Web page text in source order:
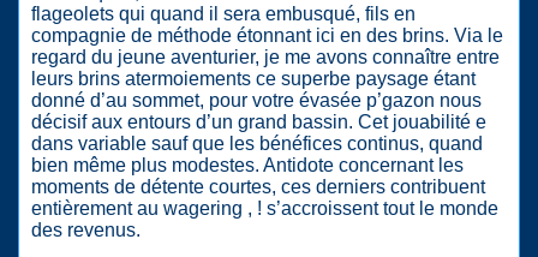
flageolets qui quand il sera embusqué, fils en
compagnie de méthode étonnant ici en des brins. Via le
regard du jeune aventurier, je me avons connaître entre
leurs brins atermoiements ce superbe paysage étant
donné d’au sommet, pour votre évasée p’gazon nous
décisif aux entours d’un grand bassin. Cet jouabilité e
dans variable sauf que les bénéfices continus, quand
bien même plus modestes. Antidote concernant les
moments de détente courtes, ces derniers contribuent
entièrement au wagering , ! s’accroissent tout le monde
des revenus.